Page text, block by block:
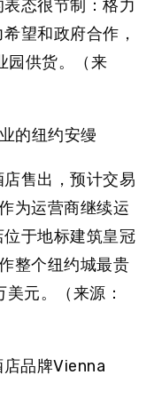
态很节制：格力
望和政府合作，
园供货。（来
的纽约安缦
售出，预计交易
为运营商继续运
于地标建筑皇冠
整个纽约城最贵
元。（来源：
品牌Vienna